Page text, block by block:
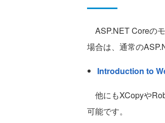
ASP.NET Coreの
場合は、通常の
Introduction to
他にもXCopyや
可能です。